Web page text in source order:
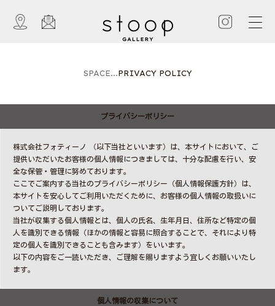
SPACE...PRIVACY POLICY
プライバシーポリシー
株式会社フォティーノ （以下当社といいます）は、本サイトにおいて、ご
提供いただいたお客様の個人情報につきましては、十分な配慮を行い、安
全な保管・管理に努めております。
ここでご案内する当社のプライバシーポリシー（個人情報保護方針）は、
本サイトを安心してご利用いただくために、お客様の個人情報の取扱いに
ついてご説明しております。
当社が収集する個人情報とは、個人の氏名、生年月日、住所など特定の個
人を識別できる情報（ほかの情報と容易に照合することで、それにより特
定の個人を識別できることも含みます）をいいます。
以下の内容をご一読いただき、ご理解を賜りますよう宜しくお願いいたし
ます。
個人情報の収集について